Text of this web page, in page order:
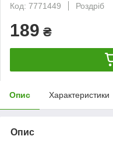
Код: 7771449
Роздріб
189 ₴
Опис Характеристики
Опис